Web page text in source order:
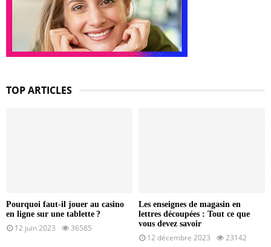
TOP ARTICLES
Pourquoi faut-il jouer au casino
en ligne sur une tablette ?
12 juin 2023 36585
Les enseignes de magasin en
lettres découpées : Tout ce que
vous devez savoir
12 décembre 2023 23142